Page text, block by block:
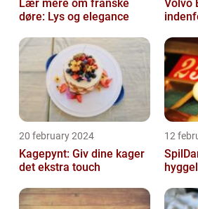
Lær mere om franske
døre: Lys og elegance
Volvo
20 february 2024
Kagepynt: Giv dine kager
det ekstra touch
12